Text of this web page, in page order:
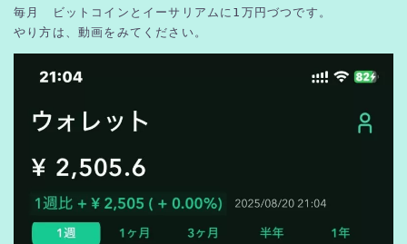
毎月　ビットコインとイーサリアムに1万円づつです。
やり方は、動画をみてください。